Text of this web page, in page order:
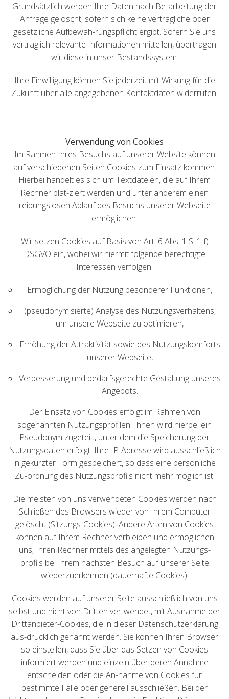
Grundsätzlich werden Ihre Daten nach Be-arbeitung der
Anfrage gelöscht, sofern sich keine vertragliche oder
gesetzliche Aufbewah-rungspflicht ergibt. Sofern Sie uns
vertraglich relevante Informationen mitteilen, übertragen
wir diese in unser Bestandssystem.
Ihre Einwilligung können Sie jederzeit mit Wirkung für die
Zukunft über alle angegebenen Kontaktdaten widerrufen.
Verwendung von Cookies
Im Rahmen Ihres Besuchs auf unserer Website können
auf verschiedenen Seiten Cookies zum Einsatz kommen.
Hierbei handelt es sich um Textdateien, die auf Ihrem
Rechner plat-ziert werden und unter anderem einen
reibungslosen Ablauf des Besuchs unserer Webseite
ermöglichen.
Wir setzen Cookies auf Basis von Art. 6 Abs. 1 S. 1 f)
DSGVO ein, wobei wir hiermit folgende berechtigte
Interessen verfolgen:
Ermöglichung der Nutzung besonderer Funktionen,
(pseudonymisierte) Analyse des Nutzungsverhaltens,
um unsere Webseite zu optimieren,
Erhöhung der Attraktivität sowie des Nutzungskomforts
unserer Webseite,
Verbesserung und bedarfsgerechte Gestaltung unseres
Angebots.
Der Einsatz von Cookies erfolgt im Rahmen von
sogenannten Nutzungsprofilen. Ihnen wird hierbei ein
Pseudonym zugeteilt, unter dem die Speicherung der
Nutzungsdaten erfolgt. Ihre IP-Adresse wird ausschließlich
in gekürzter Form gespeichert, so dass eine persönliche
Zu-ordnung des Nutzungsprofils nicht mehr möglich ist.
Die meisten von uns verwendeten Cookies werden nach
Schließen des Browsers wieder von Ihrem Computer
gelöscht (Sitzungs-Cookies). Andere Arten von Cookies
können auf Ihrem Rechner verbleiben und ermöglichen
uns, Ihren Rechner mittels des angelegten Nutzungs-
profils bei Ihrem nächsten Besuch auf unserer Seite
wiederzuerkennen (dauerhafte Cookies).
Cookies werden auf unserer Seite ausschließlich von uns
selbst und nicht von Dritten ver-wendet, mit Ausnahme der
Drittanbieter-Cookies, die in dieser Datenschutzerklärung
aus-drücklich genannt werden. Sie können Ihren Browser
so einstellen, dass Sie über das Setzen von Cookies
informiert werden und einzeln über deren Annahme
entscheiden oder die An-nahme von Cookies für
bestimmte Fälle oder generell ausschließen. Bei der